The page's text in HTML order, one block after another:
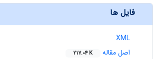
فایل ها
XML
اصل مقاله
217.04 K